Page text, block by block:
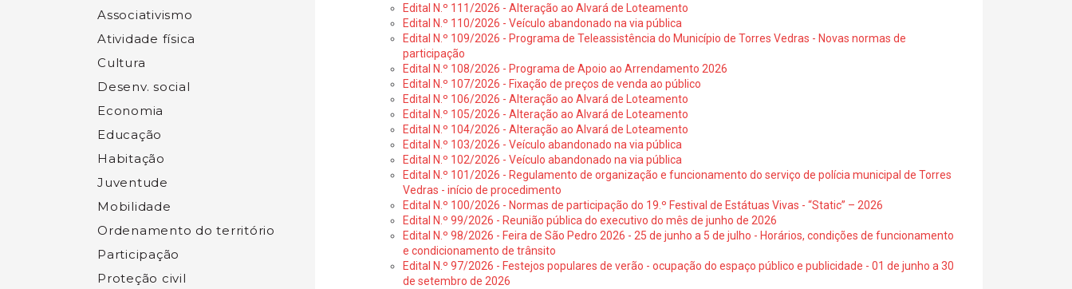
Associativismo
Atividade física
Cultura
Desenv. social
Economia
Educação
Habitação
Juventude
Mobilidade
Ordenamento do território
Participação
Proteção civil
Edital N.º 111/2026 - Alteração ao Alvará de Loteamento
Edital N.º 110/2026 - Veículo abandonado na via pública
Edital N.º 109/2026 - Programa de Teleassistência do Município de Torres Vedras - Novas normas de
participação
Edital N.º 108/2026 - Programa de Apoio ao Arrendamento 2026
Edital N.º 107/2026 - Fixação de preços de venda ao público
Edital N.º 106/2026 - Alteração ao Alvará de Loteamento
Edital N.º 105/2026 - Alteração ao Alvará de Loteamento
Edital N.º 104/2026 - Alteração ao Alvará de Loteamento
Edital N.º 103/2026 - Veículo abandonado na via pública
Edital N.º 102/2026 - Veículo abandonado na via pública
Edital N.º 101/2026 - Regulamento de organização e funcionamento do serviço de polícia municipal de Torres
Vedras - início de procedimento
Edital N.º 100/2026 - Normas de participação do 19.º Festival de Estátuas Vivas - “Static” – 2026
Edital N.º 99/2026 - Reunião pública do executivo do mês de junho de 2026
Edital N.º 98/2026 - Feira de São Pedro 2026 - 25 de junho a 5 de julho - Horários, condições de funcionamento
e condicionamento de trânsito
Edital N.º 97/2026 - Festejos populares de verão - ocupação do espaço público e publicidade - 01 de junho a 30
de setembro de 2026